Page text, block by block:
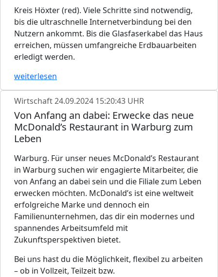
Kreis Höxter (red). Viele Schritte sind notwendig,
bis die ultraschnelle Internetverbindung bei den
Nutzern ankommt. Bis die Glasfaserkabel das Haus
erreichen, müssen umfangreiche Erdbauarbeiten
erledigt werden.
weiterlesen
Wirtschaft24.09.2024 15:20:43 UHR
Von Anfang an dabei: Erwecke das neue
McDonald’s Restaurant in Warburg zum
Leben
Warburg. Für unser neues McDonald’s Restaurant
in Warburg suchen wir engagierte Mitarbeiter, die
von Anfang an dabei sein und die Filiale zum Leben
erwecken möchten. McDonald’s ist eine weltweit
erfolgreiche Marke und dennoch ein
Familienunternehmen, das dir ein modernes und
spannendes Arbeitsumfeld mit
Zukunftsperspektiven bietet.
Bei uns hast du die Möglichkeit, flexibel zu arbeiten
– ob in Vollzeit, Teilzeit bzw.